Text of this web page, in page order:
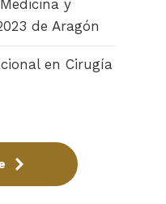
y
de Aragón
en Cirugía